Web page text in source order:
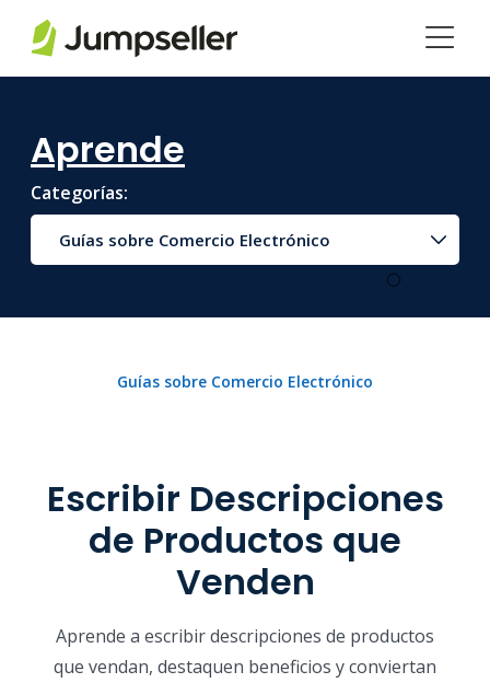
Aprende
Categorías:
Guías sobre Comercio Electrónico
Guías sobre Comercio Electrónico
Escribir Descripciones
de Productos que
Venden
Aprende a escribir descripciones de productos
que vendan, destaquen beneficios y conviertan